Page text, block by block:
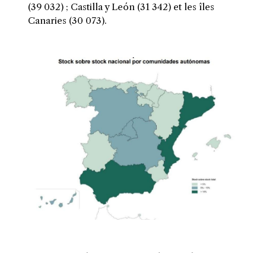
(39 032) ; Castilla y León (31 342) et les îles
Canaries (30 073).